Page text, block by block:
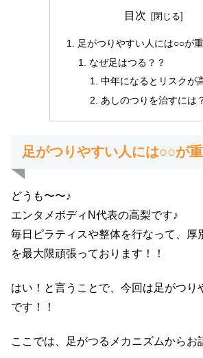
目次
足がつりやすい人には○○が重
なぜ足はつる？？
中年になるとリスクが
あしのつりを治すには
足がつりやすい人には○○が重
どうも〜〜♪
エンタメボディN代表の高梨です♪
毎日ピラティスや整体を行なって、厚
を最大限頑張っております！！
はい！と言うことで、今回は足がつり
です！！
ここでは、足がつるメカニズムからお